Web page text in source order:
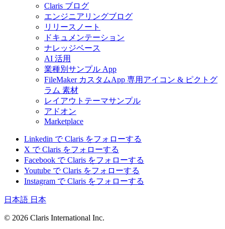
Claris ブログ
エンジニアリングブログ
リリースノート
ドキュメンテーション
ナレッジベース
AI 活用
業種別サンプル App
FileMaker カスタムApp 専用アイコン & ピクトグ
ラム 素材
レイアウトテーマサンプル
アドオン
Marketplace
Linkedin で Claris をフォローする
X で Claris をフォローする
Facebook で Claris をフォローする
Youtube で Claris をフォローする
Instagram で Claris をフォローする
日本語 日本
© 2026 Claris International Inc.